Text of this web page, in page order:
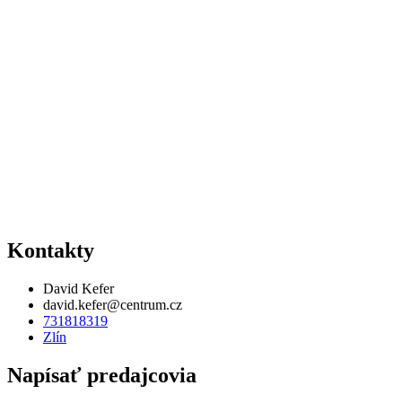
Kontakty
David Kefer
david.kefer@centrum.cz
731818319
Zlín
Napísať predajcovia